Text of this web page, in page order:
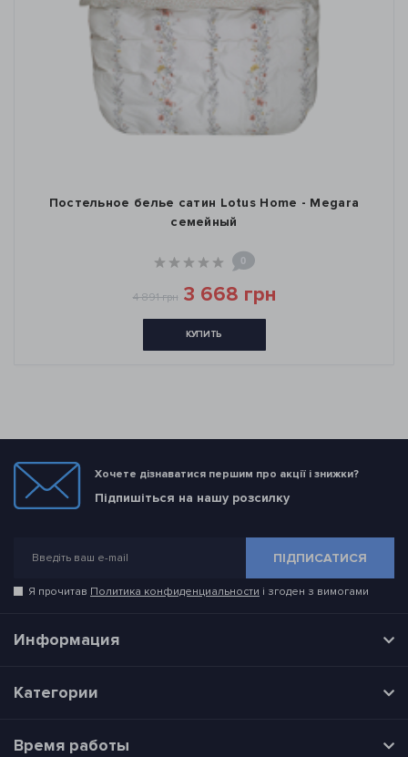
Постельное белье сатин Lotus Home - Megara
семейный
0
4 891 грн 3 668 грн
КУПИТЬ
Хочете дізнаватися першим про акції і знижки?
Підпишіться на нашу розсилку
ПІДПИСАТИСЯ
Я прочитав Политика конфиденциальности і згоден з вимогами
Информация
Категории
Время работы